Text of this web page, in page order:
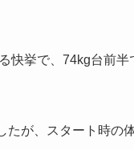
快挙で、74kg台前
たが、スタート時の